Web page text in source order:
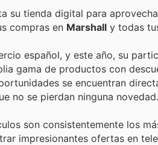
su tienda digital para
compras en Marshall y todas
español, y este año, su
gama de productos con
se encuentran
no se pierdan ninguna novedad.
son consistentemente los
impresionantes ofertas en